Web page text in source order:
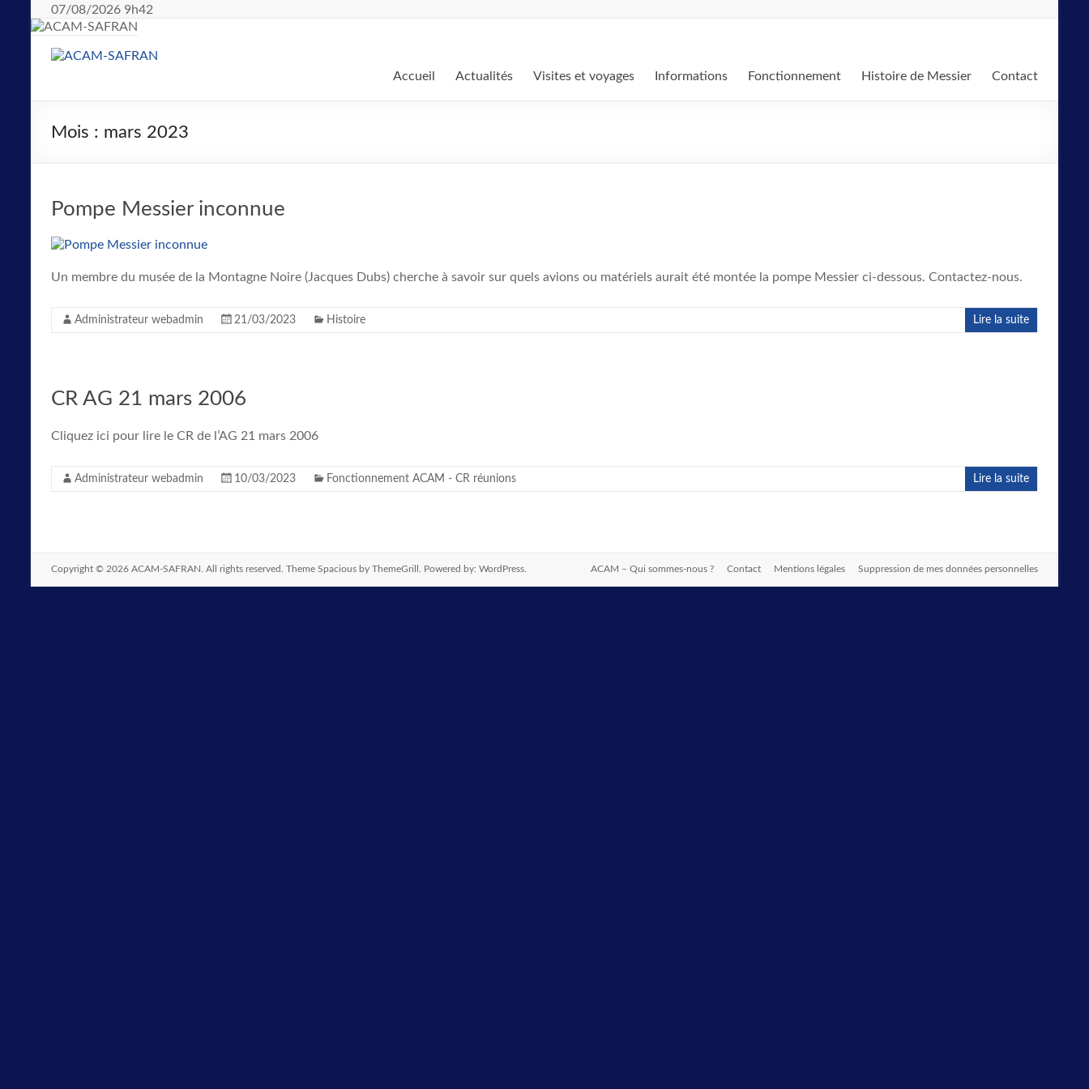
07/08/2026 9h42
Accueil Actualités Visites et voyages Informations Fonctionnement Histoire de Messier Contact
Mois : mars 2023
Pompe Messier inconnue
Un membre du musée de la Montagne Noire (Jacques Dubs) cherche à savoir sur quels avions ou matériels aurait été montée la pompe Messier ci-dessous. Contactez-nous.
Administrateur webadmin 21/03/2023 Histoire Lire la suite
CR AG 21 mars 2006
Cliquez ici pour lire le CR de l’AG 21 mars 2006
Administrateur webadmin 10/03/2023 Fonctionnement ACAM - CR réunions Lire la suite
Copyright © 2026 ACAM-SAFRAN . All rights reserved. Theme Spacious by ThemeGrill. Powered by: WordPress ACAM – Qui sommes-nous ? Contact Mentions légales Suppression de mes données personnelles